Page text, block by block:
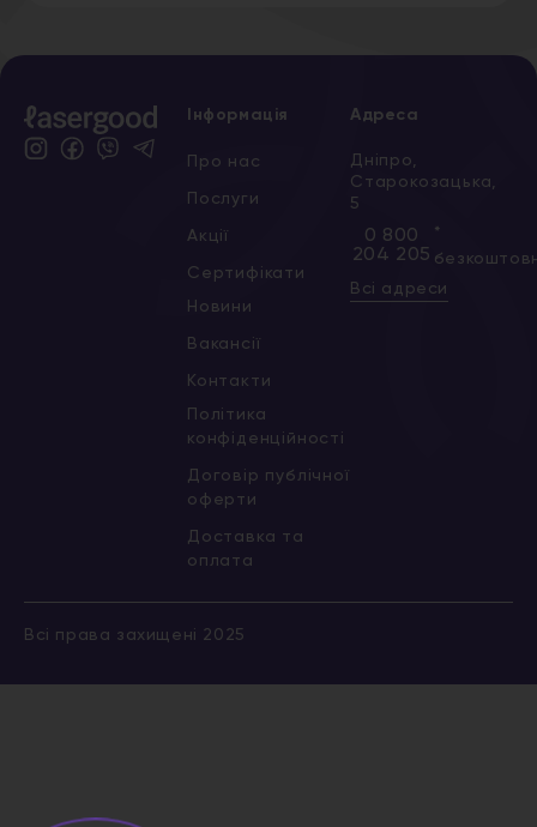
Інформація
Про нас
Послуги
Акції
Сертифікати
Новини
Вакансії
Контакти
Політика
конфіденційності
Договір публічної
оферти
Доставка та
оплата
Адреса
Дніпро,
Старокозацька,
5
0 800
204 205
*
Всі адреси
Всі права захищені 2025